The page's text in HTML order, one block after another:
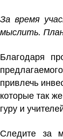
За время
мыслить.
Благодаря
привлечь
которые так
гуру и
Следите за